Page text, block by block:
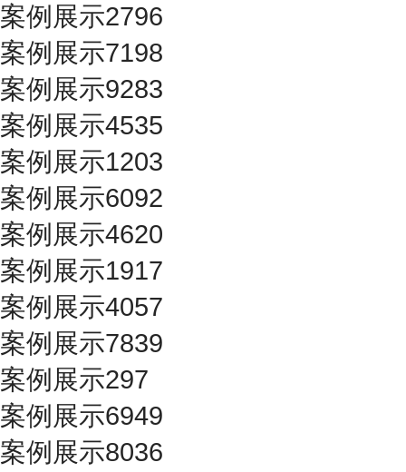
案例展示2796
案例展示7198
案例展示9283
案例展示4535
案例展示1203
案例展示6092
案例展示4620
案例展示1917
案例展示4057
案例展示7839
案例展示297
案例展示6949
案例展示8036